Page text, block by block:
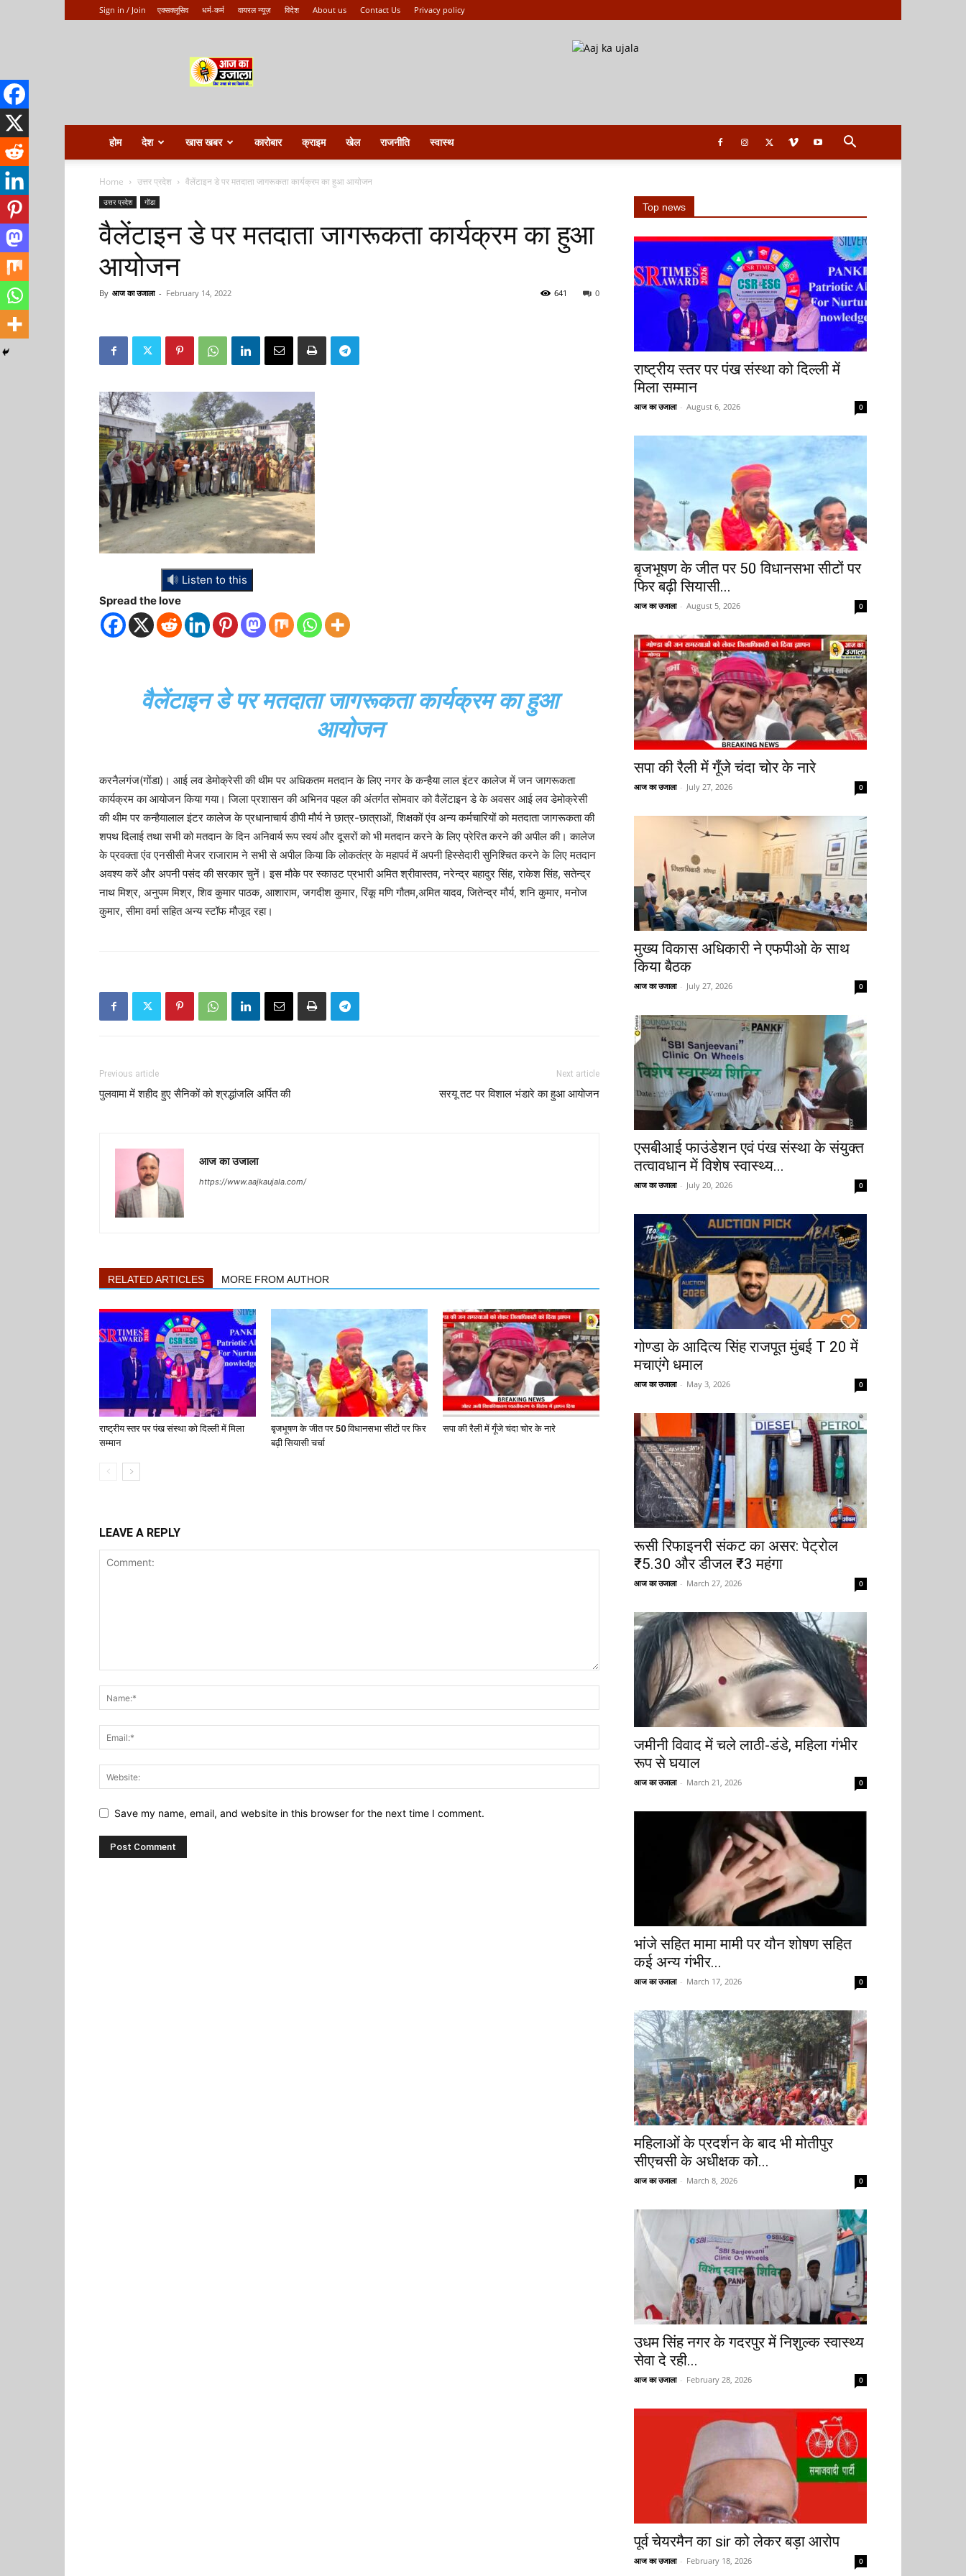
Sign in / Join एक्सक्लूसिव धर्म-कर्म वायरल न्यूज़ विदेश About us Contact Us Privacy policy
ka
ujala
होम देश खास खबर कारोबार क्राइम खेल राजनीति स्वास्थ
Home उत्तर प्रदेश वैलेंटाइन डे पर मतदाता जागरूकता कार्यक्रम का हुआ आयोजन
उत्तर प्रदेश गोंडा
वैलेंटाइन डे पर मतदाता जागरूकता कार्यक्रम का हुआ
आयोजन
By आज का उजाला - February 14, 2022 0
641
Listen to this
Spread the love
वैलेंटाइन डे पर मतदाता जागरूकता कार्यक्रम का हुआ
आयोजन
करनैलगंज(गोंडा)। आई लव डेमोक्रेसी की थीम पर अधिकतम मतदान के लिए नगर के कन्हैया लाल इंटर कालेज में जन जागरूकता
कार्यक्रम का आयोजन किया गया। जिला प्रशासन की अभिनव पहल की अंतर्गत सोमवार को वैलेंटाइन डे के अवसर आई लव डेमोक्रेसी
की थीम पर कन्हैयालाल इंटर कालेज के प्रधानाचार्य डीपी मौर्य ने छात्र-छात्राओं, शिक्षकों एंव अन्य कर्मचारियों को मतदाता जागरूकता की
शपथ दिलाई तथा सभी को मतदान के दिन अनिवार्य रूप स्वयं और दूसरों को भी मतदान करने के लिए प्रेरित करने की अपील की। कालेज
के प्रवक्ता एंव एनसीसी मेजर राजाराम ने सभी से अपील किया कि लोकतंत्र के महापर्व में अपनी हिस्सेदारी सुनिश्चित करने के लिए मतदान
अवश्य करें और अपनी पसंद की सरकार चुनें। इस मौके पर स्काउट प्रभारी अमित श्रीवास्तव, नरेन्द्र बहादुर सिंह, राकेश सिंह, सतेन्द्र
नाथ मिश्र, अनुपम मिश्र, शिव कुमार पाठक, आशाराम, जगदीश कुमार, रिंकू मणि गौतम,अमित यादव, जितेन्द्र मौर्य, शनि कुमार, मनोज
कुमार, सीमा वर्मा सहित अन्य स्टॉफ मौजूद रहा।
Previous article
पुलवामा में शहीद हुए सैनिकों को श्रद्धांजलि अर्पित की
Next article
सरयू तट पर विशाल भंडारे का हुआ आयोजन
आज का उजाला
https://www.aajkaujala.com/
RELATED ARTICLES MORE FROM AUTHOR
राष्ट्रीय स्तर पर पंख संस्था को दिल्ली में मिला
सम्मान
बृजभूषण के जीत पर 50 विधानसभा सीटों पर फिर
बढ़ी सियासी चर्चा
सपा की रैली में गूँजे चंदा चोर के नारे
LEAVE A REPLY
Save my name, email, and website in this browser for the next time I comment.
Top news
राष्ट्रीय स्तर पर पंख संस्था को दिल्ली में
मिला सम्मान
आज का उजाला - August 6, 2026 0
बृजभूषण के जीत पर 50 विधानसभा सीटों पर
फिर बढ़ी सियासी...
आज का उजाला - August 5, 2026 0
सपा की रैली में गूँजे चंदा चोर के नारे
आज का उजाला - July 27, 2026 0
मुख्य विकास अधिकारी ने एफपीओ के साथ
किया बैठक
आज का उजाला - July 27, 2026 0
एसबीआई फाउंडेशन एवं पंख संस्था के संयुक्त
तत्वावधान में विशेष स्वास्थ्य...
आज का उजाला - July 20, 2026 0
गोण्डा के आदित्य सिंह राजपूत मुंबई T 20 में
मचाएंगे धमाल
आज का उजाला - May 3, 2026 0
रूसी रिफाइनरी संकट का असर: पेट्रोल
₹5.30 और डीजल ₹3 महंगा
आज का उजाला - March 27, 2026 0
जमीनी विवाद में चले लाठी-डंडे, महिला गंभीर
रूप से घयाल
आज का उजाला - March 21, 2026 0
भांजे सहित मामा मामी पर यौन शोषण सहित
कई अन्य गंभीर...
आज का उजाला - March 17, 2026 0
महिलाओं के प्रदर्शन के बाद भी मोतीपुर
सीएचसी के अधीक्षक को...
आज का उजाला - March 8, 2026 0
उधम सिंह नगर के गदरपुर में निशुल्क स्वास्थ्य
सेवा दे रही...
आज का उजाला - February 28, 2026 0
पूर्व चेयरमैन का sir को लेकर बड़ा आरोप
आज का उजाला - February 18, 2026 0